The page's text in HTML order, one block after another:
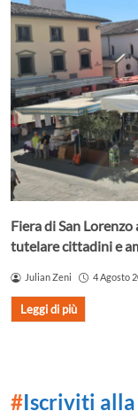
Fiera di San
tutelare cittadini e
Julian Zeni 4 Agosto
Leggi di più
#Iscriviti